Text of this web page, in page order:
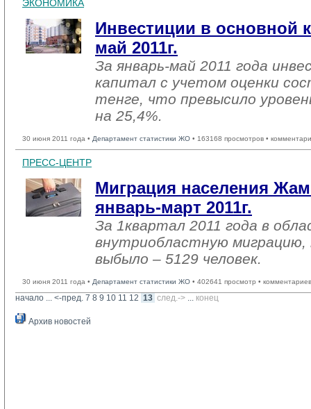
ЭКОНОМИКА
Инвестиции в основной
май 2011г.
За январь-май 2011 года
капитал с учетом оценки
тенге, что превысило
на 25,4%.
30 июня 2011 года • Департамент статистики ЖО • 163168 просмотров •
ПРЕСС-ЦЕНТР
Миграция населения
январь-март 2011г.
За 1квартал 2011 года в
внутриобластную миграцию,
выбыло – 5129 человек.
30 июня 2011 года • Департамент статистики ЖО • 402641 просмотр •
начало ... <-пред. 7 8 9 10 11 12 13 след.-> ... конец
Архив новостей